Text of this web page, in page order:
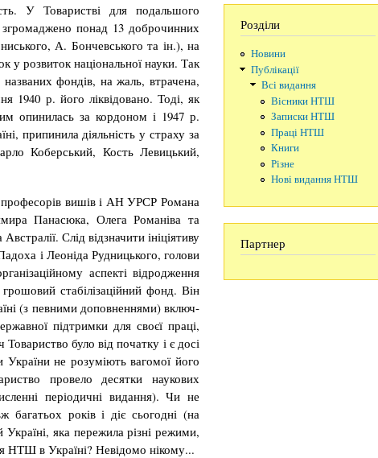
У Товаристві для подальшого
згромаджено понад 13 доброчин­них
А. Бончевського та ін.), на
у розвиток національної науки. Так
фондів, на жаль, втрачена,
1940 р. його ліквідовано. Тоді, як
опинилась за кордоном і 1947 р.
при­пинила діяльність у страху за
Коберський, Кость Левицький,
вишів і АН УРСР Романа
Панасюка, Олега Романіва та
Слід відзначити ініціятиву
і Леоніда Рудницького, голови
аспекті відродження
стабілізаційний фонд. Він
(з певними доповненнями) включ­
підтримки для своєї праці,
було від початку і є досі
не розуміють вагомої його
провело десятки наукових
періодичні видання). Чи не
років і діє сьо­годні (на
яка пережила різні режими,
НТШ в Украї­ні? Невідомо нікому...
Розділи
Новини
Публікації
Всі видання
Вісники НТШ
Записки НТШ
Праці НТШ
Книги
Різне
Нові видання НТШ
Партнер